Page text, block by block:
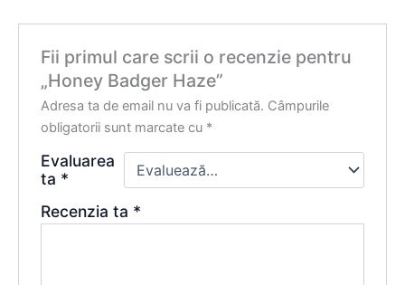
Fii primul care scrii o recenzie pentru
„Honey Badger Haze”
Adresa ta de email nu va fi publicată. Câmpurile
obligatorii sunt marcate cu *
Evaluarea
ta *
Recenzia ta *